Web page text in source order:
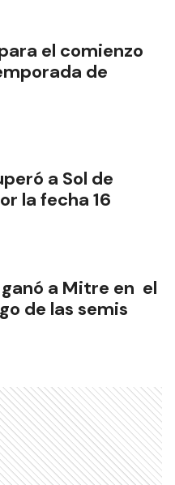
el comienzo
de
a Sol de
la fecha 16
ganó a Mitre en el
de las semis